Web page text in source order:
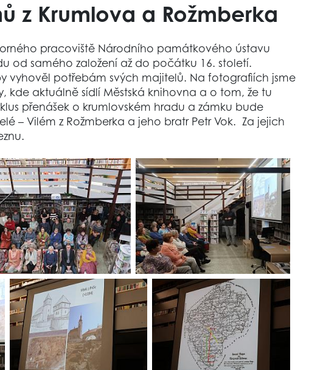
z Krumlova a Rožmberka
pracoviště Národního památkového ústavu
od samého založení až do počátku 16. století.
vyhověl potřebám svých majitelů. Na fotografiích jsme
kde aktuálně sídlí Městská knihovna a o tom, že tu
přenášek o krumlovském hradu a zámku bude
– Vilém z Rožmberka a jeho bratr Petr Vok. Za jejich